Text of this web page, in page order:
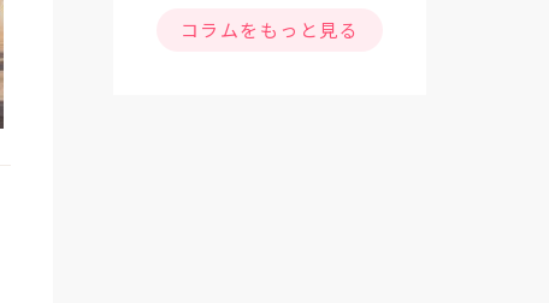
コラムをもっと見る